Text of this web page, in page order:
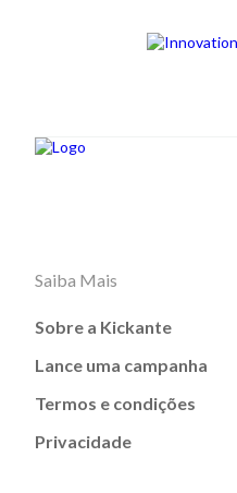
Saiba Mais
Sobre a Kickante
Lance uma campanha
Termos e condições
Privacidade